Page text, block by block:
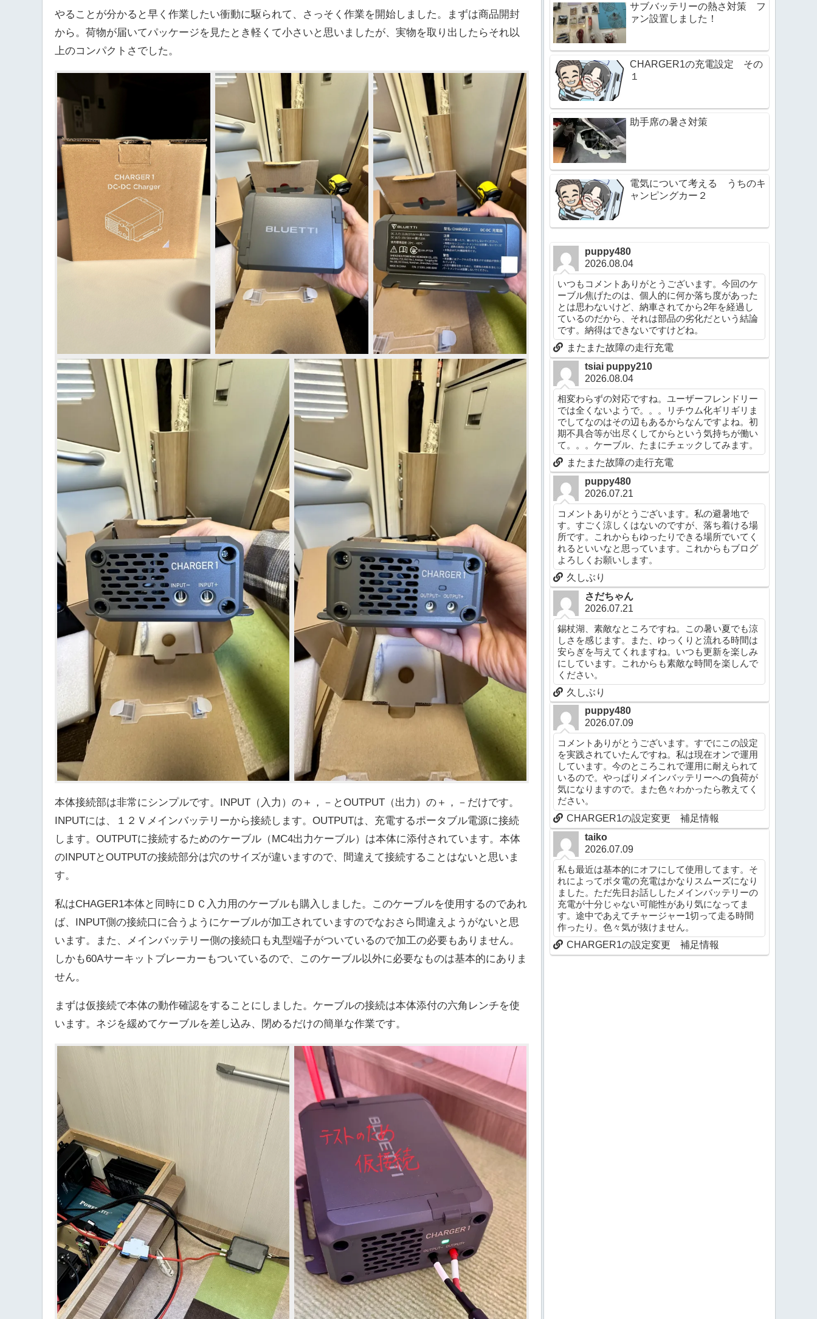
やることが分かると早く作業したい衝動に駆られて、さっそく作業を開始しました。まずは商品開封
から。荷物が届いてパッケージを見たとき軽くて小さいと思いましたが、実物を取り出したらそれ以
上のコンパクトさでした。
本体接続部は非常にシンプルです。INPUT（入力）の＋，－とOUTPUT（出力）の＋，－だけです。
INPUTには、１２Ｖメインバッテリーから接続します。OUTPUTは、充電するポータブル電源に接続
します。OUTPUTに接続するためのケーブル（MC4出力ケーブル）は本体に添付されています。本体
のINPUTとOUTPUTの接続部分は穴のサイズが違いますので、間違えて接続することはないと思いま
す。
私はCHAGER1本体と同時にＤＣ入力用のケーブルも購入しました。このケーブルを使用するのであれ
ば、INPUT側の接続口に合うようにケーブルが加工されていますのでなおさら間違えようがないと思
います。また、メインバッテリー側の接続口も丸型端子がついているので加工の必要もありません。
しかも60Aサーキットブレーカーもついているので、このケーブル以外に必要なものは基本的にありま
せん。
まずは仮接続で本体の動作確認をすることにしました。ケーブルの接続は本体添付の六角レンチを使
います。ネジを緩めてケーブルを差し込み、閉めるだけの簡単な作業です。
サブバッテリーの熱さ対策 フ
ァン設置しました！
CHARGER1の充電設定 その
１
助手席の暑さ対策
電気について考える うちのキ
ャンピングカー２
puppy480
2026.08.04
いつもコメントありがとうございます。今回のケ
ーブル焦げたのは、個人的に何か落ち度があった
とは思わないけど、納車されてから2年を経過し
ているのだから、それは部品の劣化だという結論
です。納得はできないですけどね。
またまた故障の走行充電
tsiai puppy210
2026.08.04
相変わらずの対応ですね。ユーザーフレンドリー
では全くないようで。。。リチウム化ギリギリま
でしてなのはその辺もあるからなんですよね。初
期不具合等が出尽くしてからという気持ちが働い
て。。。ケーブル、たまにチェックしてみます。
またまた故障の走行充電
puppy480
2026.07.21
コメントありがとうございます。私の避暑地で
す。すごく涼しくはないのですが、落ち着ける場
所です。これからもゆったりできる場所でいてく
れるといいなと思っています。これからもブログ
よろしくお願いします。
久しぶり
さだちゃん
2026.07.21
錫杖湖、素敵なところですね。この暑い夏でも涼
しさを感じます。また、ゆっくりと流れる時間は
安らぎを与えてくれますね。いつも更新を楽しみ
にしています。これからも素敵な時間を楽しんで
ください。
久しぶり
puppy480
2026.07.09
コメントありがとうございます。すでにこの設定
を実践されていたんですね。私は現在オンで運用
しています。今のところこれで運用に耐えられて
いるので。やっぱりメインバッテリーへの負荷が
気になりますので。また色々わかったら教えてく
ださい。
CHARGER1の設定変更 補足情報
taiko
2026.07.09
私も最近は基本的にオフにして使用してます。そ
れによってポタ電の充電はかなりスムーズになり
ました。ただ先日お話ししたメインバッテリーの
充電が十分じゃない可能性があり気になってま
す。途中であえてチャージャー1切って走る時間
作ったり。色々気が抜けません。
CHARGER1の設定変更 補足情報